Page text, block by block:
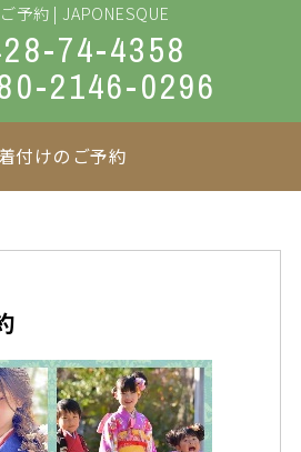
予約 | JAPONESQUE
74-4358
2146-0296
着付けのご予約